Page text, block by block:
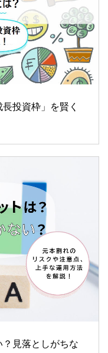
投資枠」を賢く
見落としがちな